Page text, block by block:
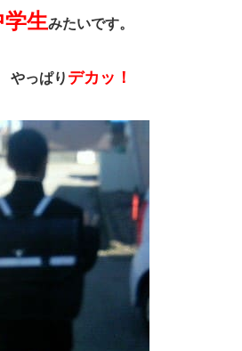
学生みたいです。
やっぱり デカッ！